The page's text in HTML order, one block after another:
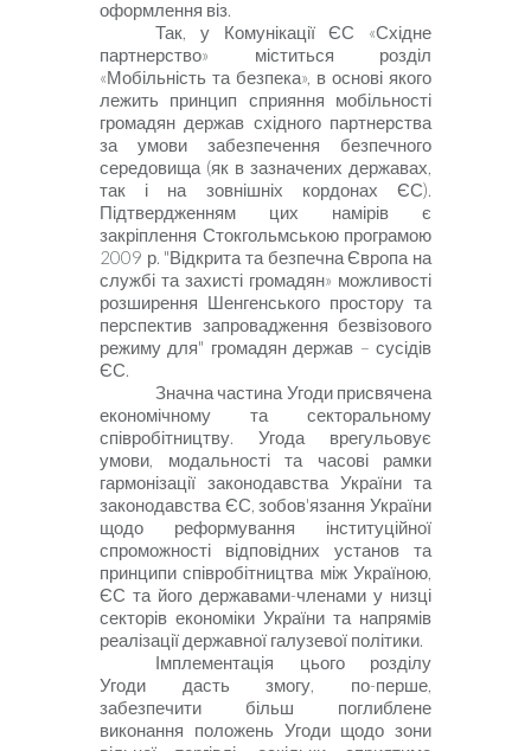
оформлення віз.
Так, у Комунікації ЄС «Східне
партнерство»
міститься розділ
«Мобільність та безпека», в основі якого
лежить принцип сприяння мобільності
громадян держав східного партнерства
за умови забезпечення безпечного
середовища (як в зазначених державах,
так і на зовнішніх кордонах ЄС).
Підтвердженням цих намірів є
закріплення Стокгольмською програмою
2009 р. "Відкрита та безпечна Європа на
службі та захисті громадян» можливості
розширення Шенгенського простору та
перспектив запровадження безвізового
режиму для" громадян держав – сусідів
ЄС.
Значна частина Угоди присвячена
економічному та секторальному
співробітництву. Угода врегульовує
умови, модальності та часові рамки
гармонізації законодавства України та
законодавства ЄС, зобов'язання України
щодо реформування інституційної
спроможності відповідних установ та
принципи співробітництва між Україною,
ЄС та його державами-членами у низці
секторів економіки України та напрямів
реалізації державної галузевої політики.
Імплементація цього розділу
Угоди дасть змогу, по-перше,
забезпечити більш поглиблене
виконання положень Угоди щодо зони